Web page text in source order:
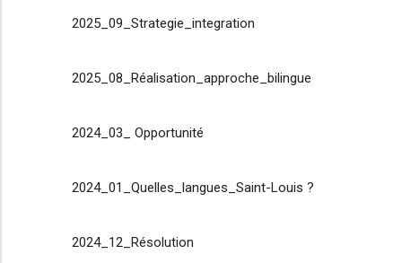
2025_09_Strategie_integration
2025_08_Réalisation_approche_bilingue
2024_03_ Opportunité
2024_01_Quelles_langues_Saint-Louis ?
2024_12_Résolution